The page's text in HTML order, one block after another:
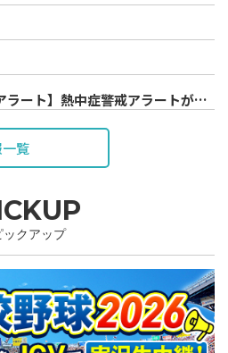
ラート】熱中症警戒アラートが発
覧
ックアップ